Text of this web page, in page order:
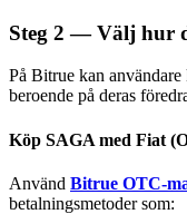
Ta långsiktig vinst
Steg 2 — Välj hur
På Bitrue kan
beroende på deras
Köp SAGA med Fiat
Använd Bitrue OTC-
betalningsmetoder som: